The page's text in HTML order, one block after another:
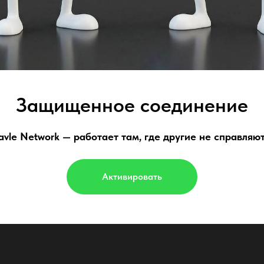
Защищенное соединение
Network — работает там, где другие не
Активировать